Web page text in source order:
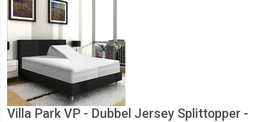
Villa Park VP - Dubbel Jersey Splittopper -